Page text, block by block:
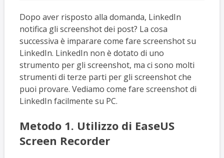
Dopo aver risposto alla domanda, LinkedIn
notifica gli screenshot dei post? La cosa
successiva è imparare come fare screenshot su
LinkedIn. LinkedIn non è dotato di uno
strumento per gli screenshot, ma ci sono molti
strumenti di terze parti per gli screenshot che
puoi provare. Vediamo come fare screenshot di
LinkedIn facilmente su PC.
Metodo 1. Utilizzo di EaseUS
Screen Recorder